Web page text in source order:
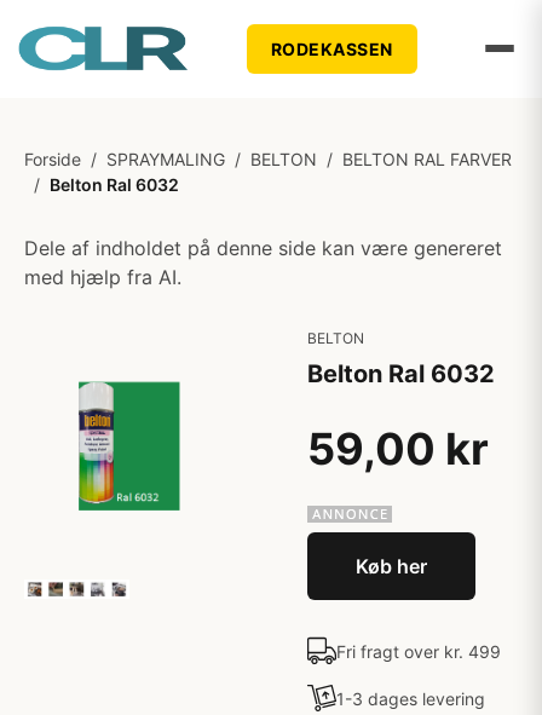
RODEKASSEN
Forside / SPRAYMALING / BELTON / BELTON RAL FARVER
/ Belton Ral 6032
Dele af indholdet på denne side kan være genereret
med hjælp fra AI.
BELTON
Belton Ral 6032
59,00 kr
Køb her
Fri fragt over kr. 499
1-3 dages levering